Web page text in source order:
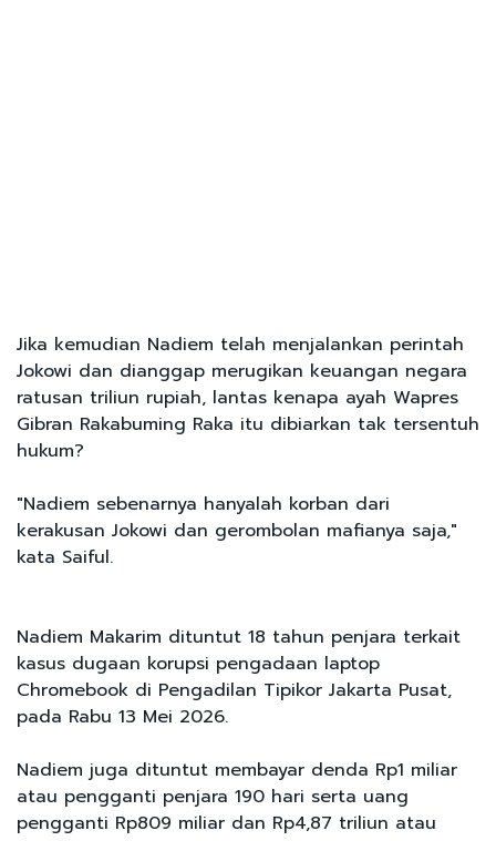
Jika kemudian Nadiem telah menjalankan perintah
Jokowi dan dianggap merugikan keuangan negara
ratusan triliun rupiah, lantas kenapa ayah Wapres
Gibran Rakabuming Raka itu dibiarkan tak tersentuh
hukum?
"Nadiem sebenarnya hanyalah korban dari
kerakusan Jokowi dan gerombolan mafianya saja,"
kata Saiful.
Nadiem Makarim dituntut 18 tahun penjara terkait
kasus dugaan korupsi pengadaan laptop
Chromebook di Pengadilan Tipikor Jakarta Pusat,
pada Rabu 13 Mei 2026.
Nadiem juga dituntut membayar denda Rp1 miliar
atau pengganti penjara 190 hari serta uang
pengganti Rp809 miliar dan Rp4,87 triliun atau